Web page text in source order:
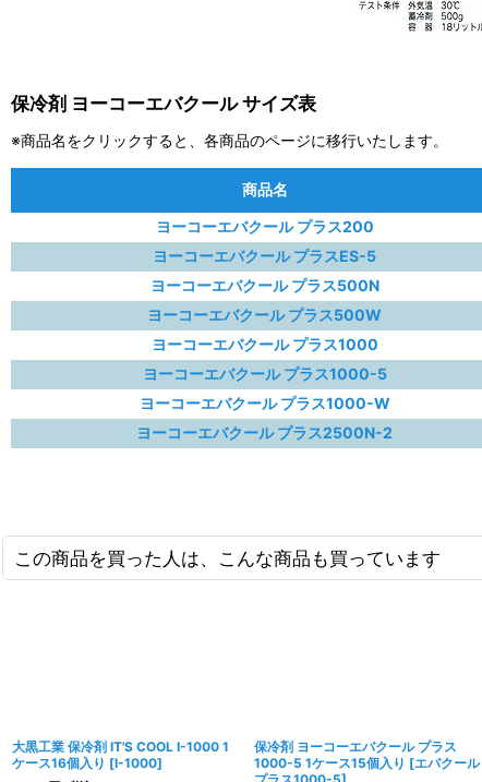
保冷剤 ヨーコーエバクール サイズ表
※商品名をクリックすると、各商品のページに移行いたします。
商品名
ヨーコーエバクール プラス200
ヨーコーエバクール プラスES-5
ヨーコーエバクール プラス500N
ヨーコーエバクール プラス500W
ヨーコーエバクール プラス1000
ヨーコーエバクール プラス1000-5
ヨーコーエバクール プラス1000-W
ヨーコーエバクール プラス2500N-2
この商品を買った人は、こんな商品も買っています
大黒工業 保冷剤 IT'S COOL I-1000 1
ケース16個入り [I-1000]
保冷剤 ヨーコーエバクール プラス
1000-5 1ケース15個入り [エバクール